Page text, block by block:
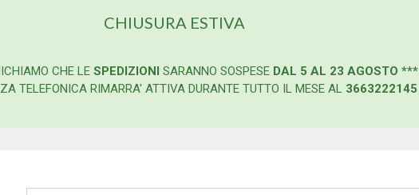
CHIUSURA ESTIVA
CHE LE SPEDIZIONI SARANNO SOSPESE DAL 5 AL 23 AGOSTO ***
TELEFONICA RIMARRA' ATTIVA DURANTE TUTTO IL MESE AL 3663222145